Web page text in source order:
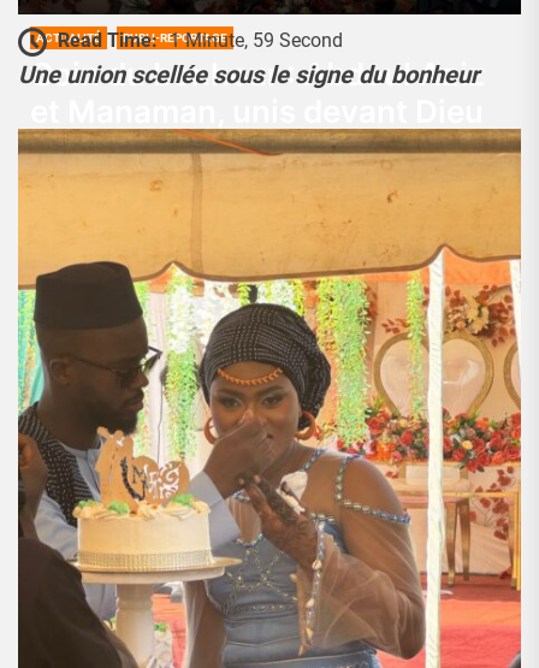
ACTUALITÉ PUBLI-REPORTAGE
Coin du bonheur : Abdoul Aziz
et les hommes
17 Février 2025
Read Time: 1 Minute, 59 Second
Une union scellée sous le signe du bonheur